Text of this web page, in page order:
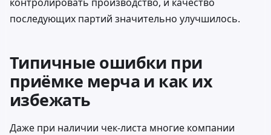
последующих партий значительно улучшилось.
Типичные ошибки при
приёмке мерча и как их
избежать
Даже при наличии чек-листа многие компании